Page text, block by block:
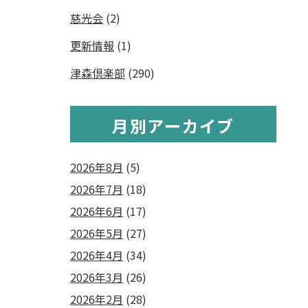
慈光会 (2)
更新情報 (1)
津森倶楽部 (290)
月別アーカイブ
2026年8月 (5)
2026年7月 (18)
2026年6月 (17)
2026年5月 (27)
2026年4月 (34)
2026年3月 (26)
2026年2月 (28)